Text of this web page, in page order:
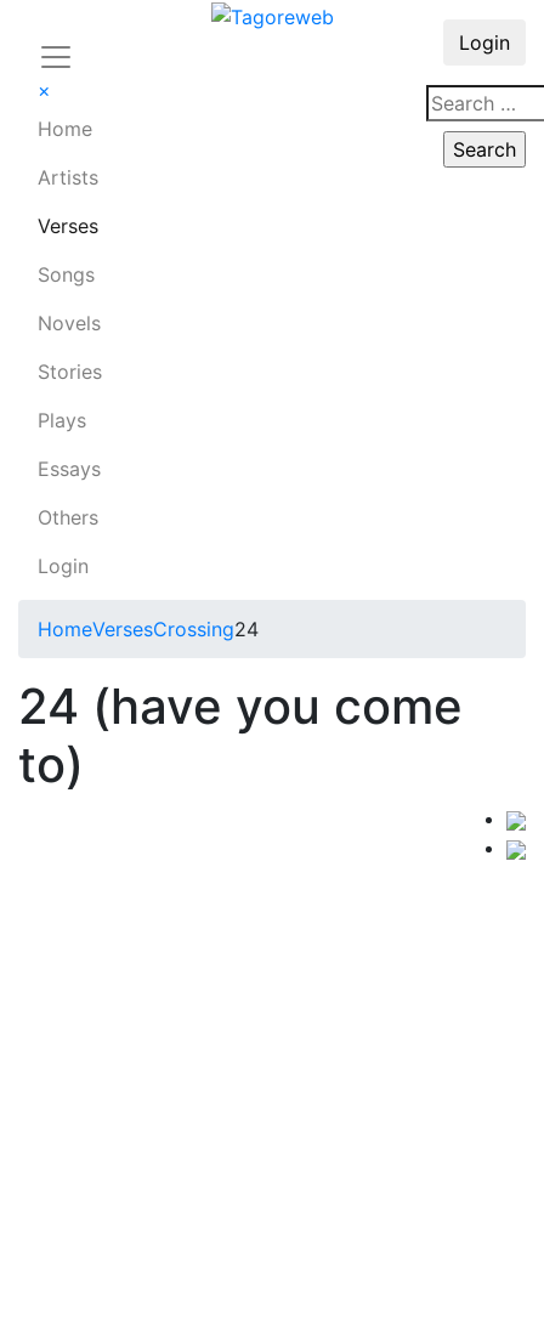
×
Home
Artists
Verses
Songs
Novels
Stories
Plays
Essays
Others
Login
Login
HomeVersesCrossing24
24 (have you come
to)